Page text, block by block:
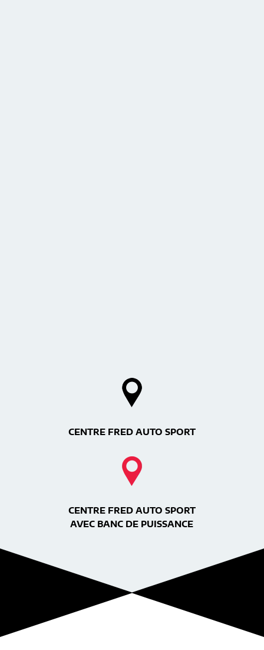
CENTRE FRED AUTO SPORT
CENTRE FRED AUTO SPORT
AVEC BANC DE PUISSANCE